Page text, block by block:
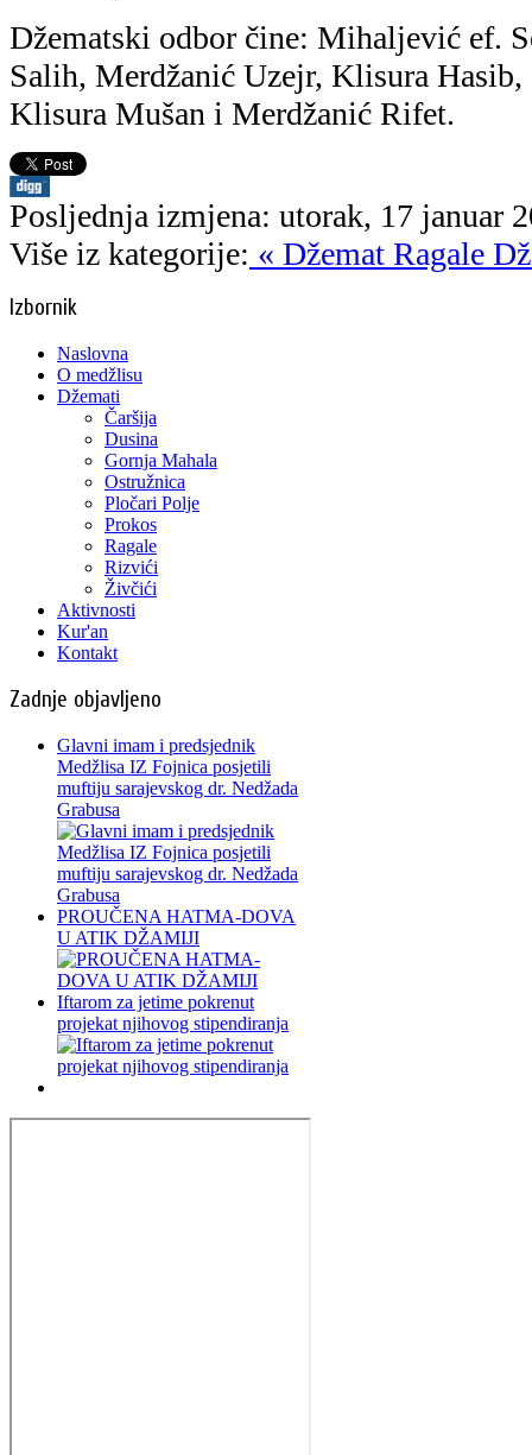
Džematski odbor čine: Mihaljević ef.
Salih, Merdžanić Uzejr, Klisura
Klisura Mušan i Merdžanić Rifet.
Posljednja izmjena: utorak, 17 januar
Više iz kategorije: « Džemat Ragale
Izbornik
Naslovna
O medžlisu
Džemati
Čaršija
Dusina
Gornja Mahala
Ostružnica
Pločari Polje
Prokos
Ragale
Rizvići
Živčići
Aktivnosti
Kur'an
Kontakt
Zadnje objavljeno
Glavni imam i predsjednik
Medžlisa IZ Fojnica posjetili
muftiju sarajevskog dr. Nedžada
Grabusa
PROUČENA HATMA-DOVA
U ATIK DŽAMIJI
Iftarom za jetime pokrenut
projekat njihovog stipendiranja